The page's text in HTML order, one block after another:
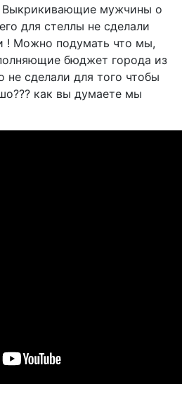
Выкрикивающие мужчины о
для стеллы не сделали
! Можно подумать что мы,
бюджет города из
не сделали для того чтобы
как вы думаете мы